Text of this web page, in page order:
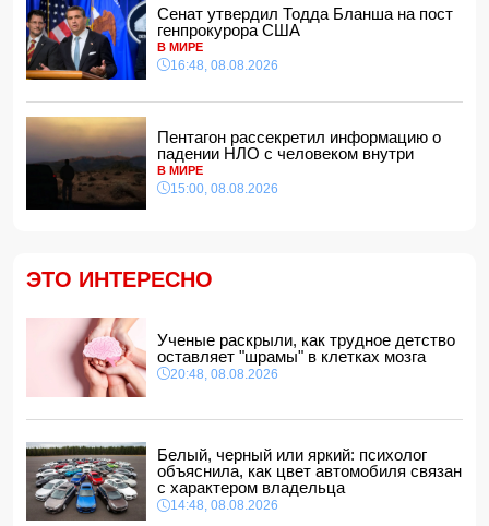
Зеленский встретился с Вучичем
14:40, 08.08.2026
В Азербайджане ожидается жара до 41 градуса —
объявлено предупреждение
14:34, 08.08.2026
В Агдашском районе расследуется конфликт, связанный
с церемонией помолвки с участием
несовершеннолетней
14:28, 08.08.2026
Найдено тело утонувшего в море 16-летнего юноши
обвинений в адрес Инфантино
ВС РФ взяли под контроль Ивановку в Харьковской
области
14:04, 08.08.2026
Прогноз погоды в Азербайджане на 9 августа
14:00, 08.08.2026
Никол Пашинян позвонил Ильхаму Алиеву
12:48, 08.08.2026
СМИ: США ищут на Кубе фигуру для повторения
"венесуэльского сценария"
Сенат утвердил Тодда Бланша на пост
генпрокурора США
В МИРЕ
16:48, 08.08.2026
Пентагон рассекретил информацию о
падении НЛО с человеком внутри
В МИРЕ
15:00, 08.08.2026
ЭТО ИНТЕРЕСНО
Ученые раскрыли, как трудное детство
оставляет "шрамы" в клетках мозга
20:48, 08.08.2026
Белый, черный или яркий: психолог
объяснила, как цвет автомобиля связан
с характером владельца
14:48, 08.08.2026